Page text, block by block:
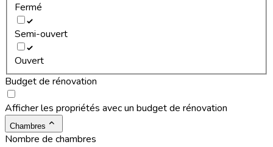
Fermé
Semi-ouvert
Ouvert
Budget de rénovation
Afficher les propriétés avec un budget de rénovation
Chambres
Nombre de chambres